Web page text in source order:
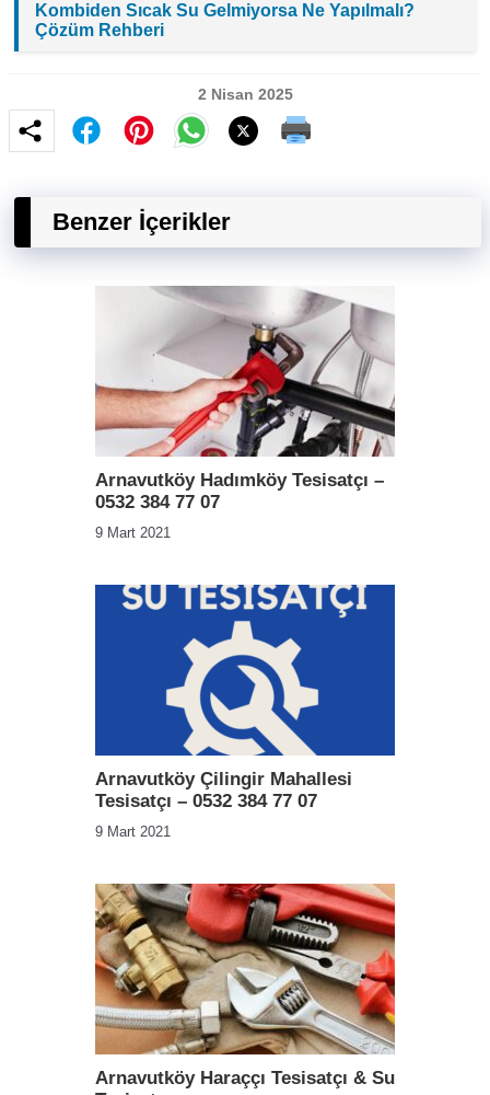
Kombiden Sıcak Su Gelmiyorsa Ne Yapılmalı?
Çözüm Rehberi
2 Nisan 2025
Benzer İçerikler
Arnavutköy Hadımköy Tesisatçı –
0532 384 77 07
9 Mart 2021
Arnavutköy Çilingir Mahallesi
Tesisatçı – 0532 384 77 07
9 Mart 2021
Arnavutköy Haraççı Tesisatçı & Su